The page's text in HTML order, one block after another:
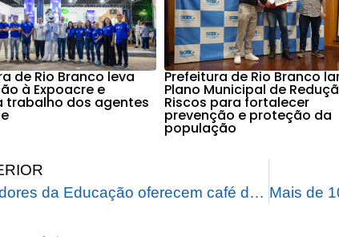
de Rio Branco leva
à Expoacre e
trabalho dos agentes
Prefeitura de Rio Branco
Plano Municipal de
Riscos para fortalecer
prevenção e proteção da
população
Servidores da Educação oferecem café da manhã ao Prefeito de Rio Branco